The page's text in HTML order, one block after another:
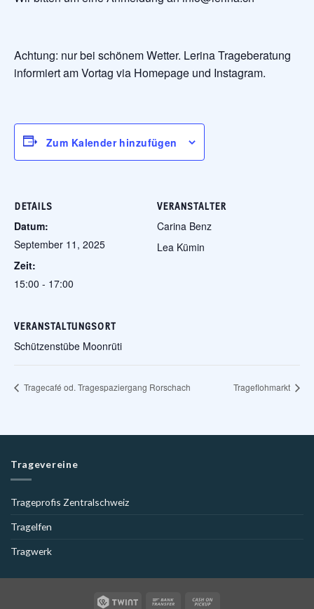
Achtung: nur bei schönem Wetter. Lerina Trageberatung
informiert am Vortag via Homepage und Instagram.
Zum Kalender hinzufügen
DETAILS
Datum:
September 11, 2025
Zeit:
15:00 - 17:00
VERANSTALTER
Carina Benz
Lea Kümin
VERANSTALTUNGSORT
Schützenstübe Moonrüti
Tragecafé od. Tragespaziergang Rorschach Trageflohmarkt
Tragevereine
Trageprofis Zentralschweiz
Tragelfen
Tragwerk
Twint Bank